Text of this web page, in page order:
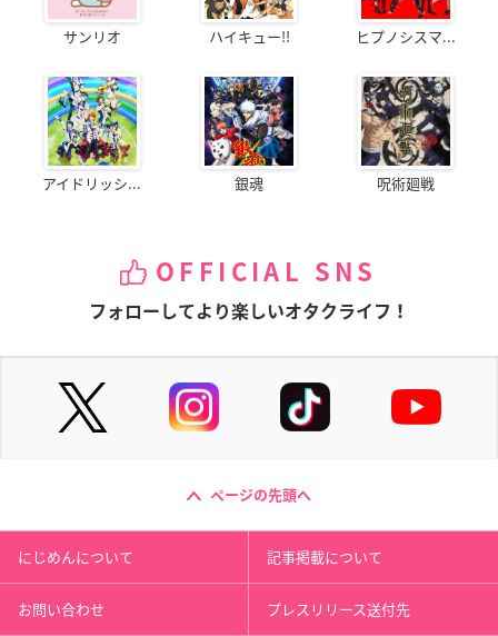
サンリオ ハイキュー!! ヒプノシスマ...
アイドリッシ... 銀魂 呪術廻戦
OFFICIAL SNS
フォローしてより楽しいオタクライフ！
ページの先頭へ
にじめんについて 記事掲載について
お問い合わせ プレスリリース送付先